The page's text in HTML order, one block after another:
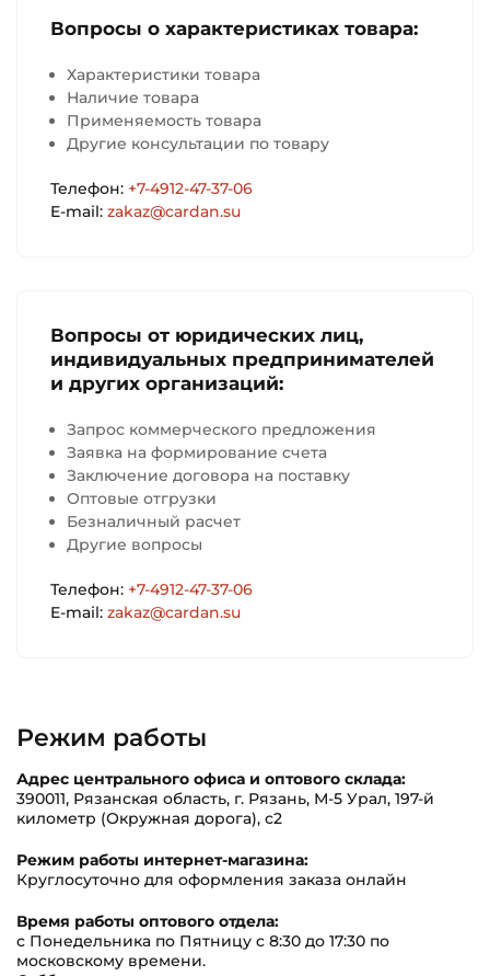
Вопросы о характеристиках товара:
Характеристики товара
Наличие товара
Применяемость товара
Другие консультации по товару
Телефон: +7-4912-47-37-06
E-mail: zakaz@cardan.su
Вопросы от юридических лиц,
индивидуальных предпринимателей
и других организаций:
Запрос коммерческого предложения
Заявка на формирование счета
Заключение договора на поставку
Оптовые отгрузки
Безналичный расчет
Другие вопросы
Телефон: +7-4912-47-37-06
E-mail: zakaz@cardan.su
Режим работы
Адрес центрального офиса и оптового склада:
390011, Рязанская область, г. Рязань, М-5 Урал, 197-й
километр (Окружная дорога), с2
Режим работы интернет-магазина:
Круглосуточно для оформления заказа онлайн
Время работы оптового отдела:
с Понедельника по Пятницу c 8:30 до 17:30 по
московскому времени.